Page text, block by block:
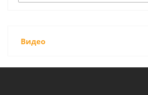
Видео